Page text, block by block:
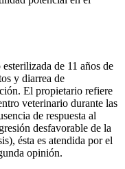
de 11 años de
y diarrea de
El propietario refiere
veterinario durante las
de respuesta al
desfavorable de la
ésta es atendida por el
opinión.